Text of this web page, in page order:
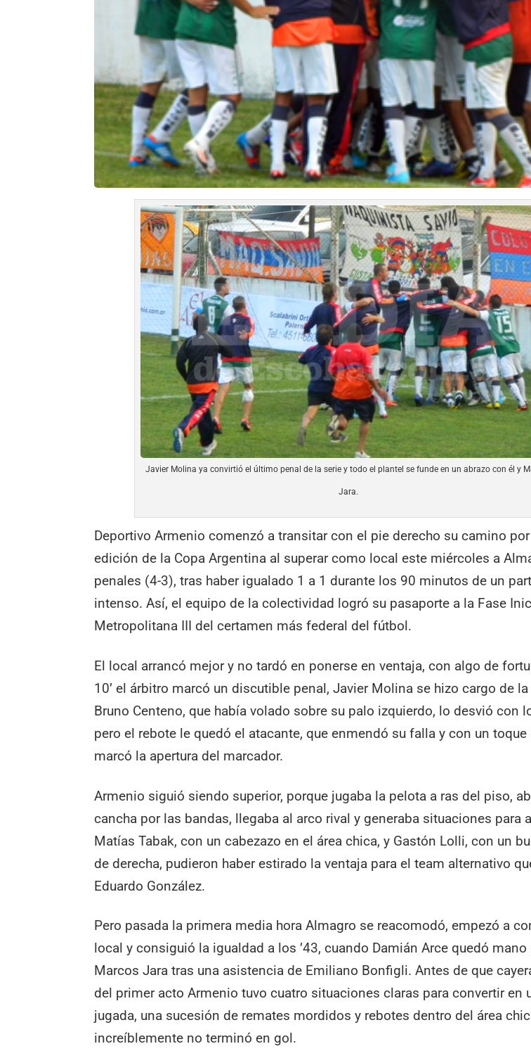
Javier Molina ya convirtió el último penal de la serie y todo el plantel se funde en un abrazo con él y
Jara.
Deportivo Armenio comenzó a transitar con el pie derecho su camino
edición de la Copa Argentina al superar como local este miércoles a
penales (4-3), tras haber igualado 1 a 1 durante los 90 minutos de un
intenso. Así, el equipo de la colectividad logró su pasaporte a la Fase
Metropolitana III del certamen más federal del fútbol.
El local arrancó mejor y no tardó en ponerse en ventaja, con algo de
10’ el árbitro marcó un discutible penal, Javier Molina se hizo cargo de
Bruno Centeno, que había volado sobre su palo izquierdo, lo desvió con
pero el rebote le quedó el atacante, que enmendó su falla y con un toque
marcó la apertura del marcador.
Armenio siguió siendo superior, porque jugaba la pelota a ras del piso,
cancha por las bandas, llegaba al arco rival y generaba situaciones para
Matías Tabak, con un cabezazo en el área chica, y Gastón Lolli, con un
de derecha, pudieron haber estirado la ventaja para el team alternativo
Eduardo González.
Pero pasada la primera media hora Almagro se reacomodó, empezó a
local y consiguió la igualdad a los ’43, cuando Damián Arce quedó
Marcos Jara tras una asistencia de Emiliano Bonfigli. Antes de que
del primer acto Armenio tuvo cuatro situaciones claras para convertir en
jugada, una sucesión de remates mordidos y rebotes dentro del área
increíblemente no terminó en gol.